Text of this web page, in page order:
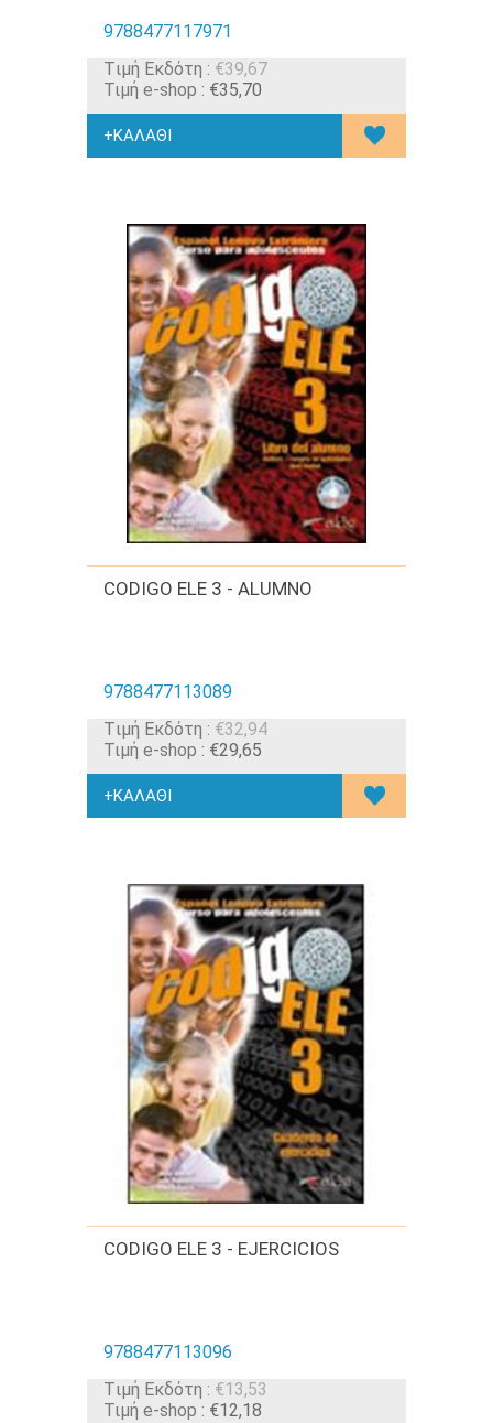
9788477117971
Tιμή Εκδότη : €39,67
Τιμή e-shop : €35,70
CODIGO ELE 3 - ALUMNO
9788477113089
Tιμή Εκδότη : €32,94
Τιμή e-shop : €29,65
CODIGO ELE 3 - EJERCICIOS
9788477113096
Tιμή Εκδότη : €13,53
Τιμή e-shop : €12,18